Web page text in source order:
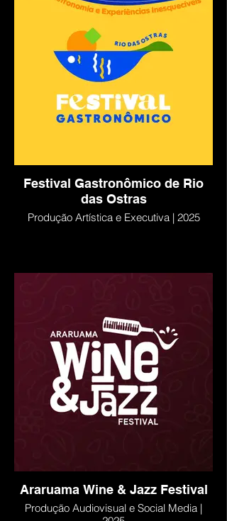
Festival Gastronômico de Rio
das Ostras
Produção Artística e Executiva | 2025
Araruama Wine & Jazz Festival
Produção Audiovisual e Social Media |